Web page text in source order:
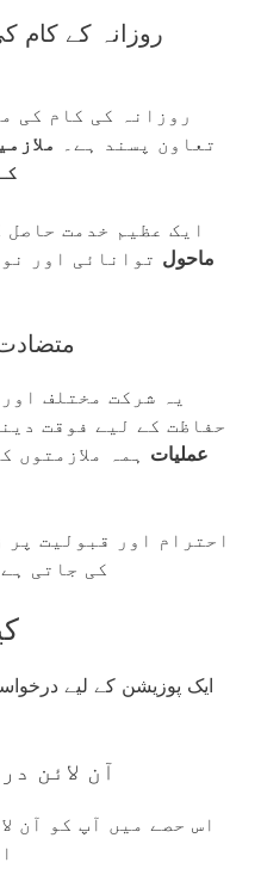
روزانہ کے
روزانہ کی کام کی
تعاون پسند ہے۔
ایک عظیم خدمت حاصل
ماحول توانائی اور
یہ شرکت مختلف
حفاظت کے لیے فوقت
عملیات ہمہ ملازمتوں
احترام اور قبولیت پر
کی جاتی
ایک پوزیشن کے لیے
آن لائن
اس حصے میں آپ کو آن